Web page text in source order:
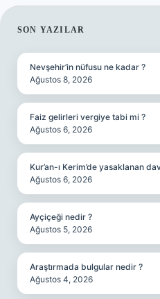
SIDEBAR
SON YAZILAR
Nevşehir’in nüfusu ne kadar ?
Ağustos 8, 2026
Faiz gelirleri vergiye tabi mi ?
Ağustos 6, 2026
Kur’an-ı Kerim’de yasaklanan
Ağustos 6, 2026
Ayçiçeği nedir ?
Ağustos 5, 2026
Araştırmada bulgular nedir ?
Ağustos 4, 2026